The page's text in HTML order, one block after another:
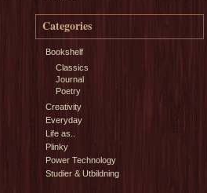
Categories
Bookshelf
Classics
Journal
Poetry
Creativity
Everyday
Life as..
Plinky
Power Technology
Studier & Utbildning